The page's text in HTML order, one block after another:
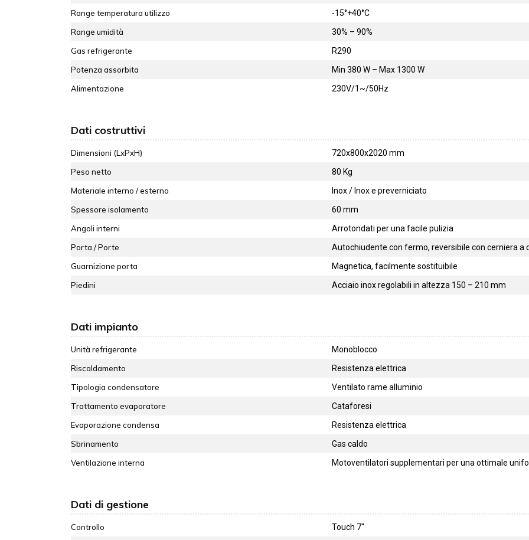
Range temperatura utilizzo
-15°+40°C
Range umidità
30% – 90%
Gas refrigerante
R290
Potenza assorbita
Min 380 W – Max 1300 W
Alimentazione
230V/1~/50Hz
Dati costruttivi
Dimensioni (LxPxH)
720x800x2020 mm
Peso netto
80 Kg
Materiale interno / esterno
Inox / Inox e preverniciato
Spessore isolamento
60 mm
Angoli interni
Arrotondati per una facile pulizia
Porta / Porte
Autochiudente con fermo, reversibile con cerniera a
Guarnizione porta
Magnetica, facilmente sostituibile
Piedini
Acciaio inox regolabili in altezza 150 – 210 mm
Dati impianto
Unità refrigerante
Monoblocco
Riscaldamento
Resistenza elettrica
Tipologia condensatore
Ventilato rame alluminio
Trattamento evaporatore
Cataforesi
Evaporazione condensa
Resistenza elettrica
Sbrinamento
Gas caldo
Ventilazione interna
Motoventilatori supplementari per una ottimale
Dati di gestione
Controllo
Touch 7''